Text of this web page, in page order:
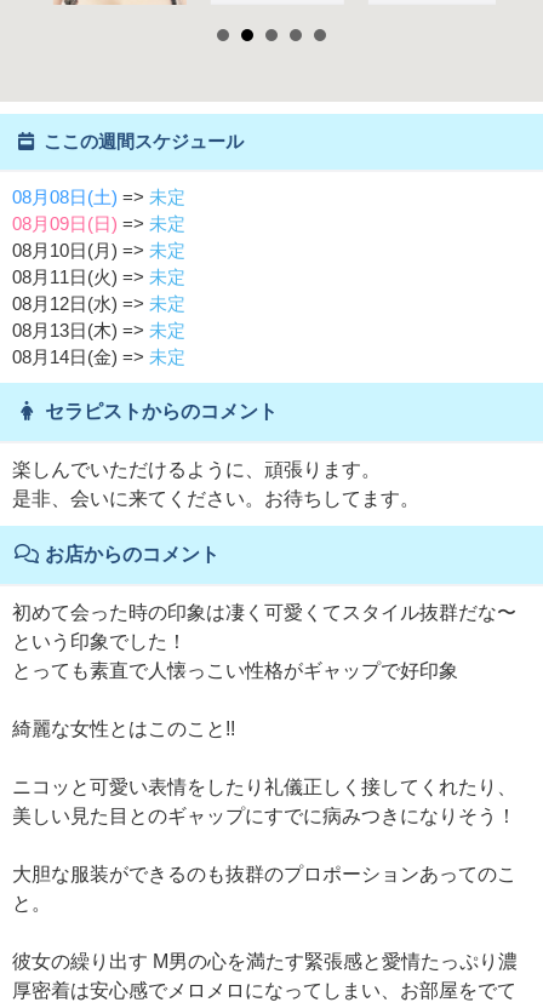
ここの週間スケジュール
08月08日(土) => 未定
08月09日(日) => 未定
08月10日(月) => 未定
08月11日(火) => 未定
08月12日(水) => 未定
08月13日(木) => 未定
08月14日(金) => 未定
セラピストからのコメント
楽しんでいただけるように、頑張ります。
是非、会いに来てください。お待ちしてます。
お店からのコメント
初めて会った時の印象は凄く可愛くてスタイル抜群だな〜
という印象でした！
とっても素直で人懐っこい性格がギャップで好印象
綺麗な女性とはこのこと!!
ニコッと可愛い表情をしたり礼儀正しく接してくれたり、
美しい見た目とのギャップにすでに病みつきになりそう！
大胆な服装ができるのも抜群のプロポーションあってのこ
と。
彼女の繰り出す M男の心を満たす緊張感と愛情たっぷり濃
厚密着は安心感でメロメロになってしまい、お部屋をでて